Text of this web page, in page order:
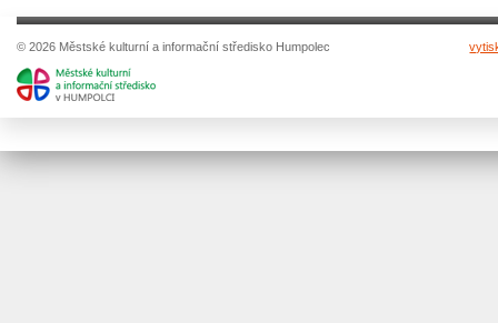
© 2026 Městské kulturní a informační středisko Humpolec